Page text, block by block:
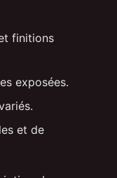
finitions
exposées.
et de